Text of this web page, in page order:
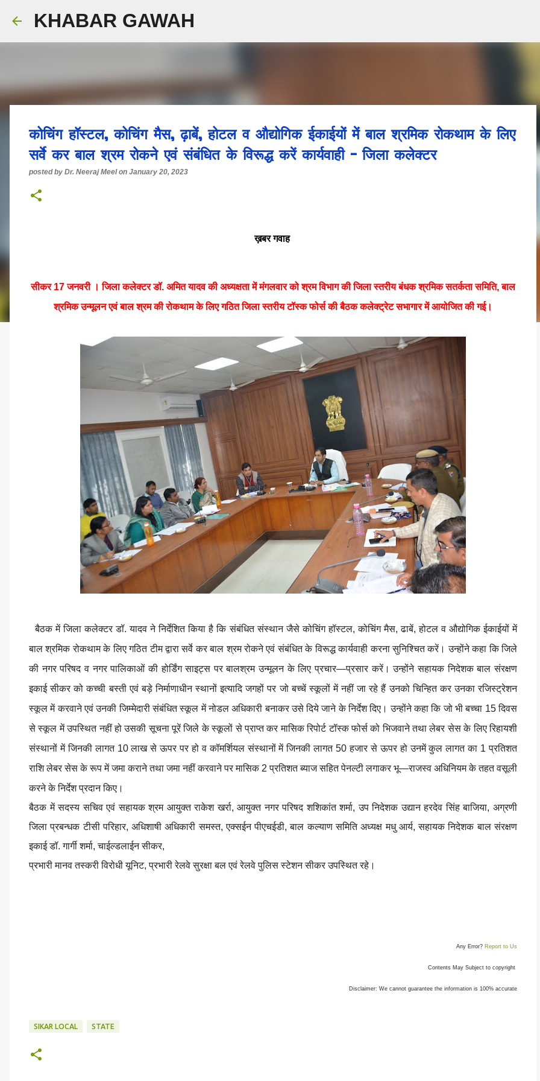
KHABAR GAWAH
कोचिंग हॉस्टल, कोचिंग मैस, ढ़ाबें, होटल व औद्योगिक ईकाईयों में बाल श्रमिक रोकथाम के लिए
सर्वे कर बाल श्रम रोकने एवं संबंधित के विरूद्ध करें कार्यवाही - जिला कलेक्टर
posted by Dr. Neeraj Meel on January 20, 2023
ख़बर गवाह
सीकर 17 जनवरी । जिला कलेक्टर डॉ. अमित यादव की अध्यक्षता में मंगलवार को श्रम विभाग की जिला स्तरीय बंधक श्रमिक सतर्कता समिति, बाल
श्रमिक उन्मूलन एवं बाल श्रम की रोकथाम के लिए गठित जिला स्तरीय टॉस्क फोर्स की बैठक कलेक्ट्रेट सभागार में आयोजित की गई।
बैठक में जिला कलेक्टर डॉ. यादव ने निर्देशित किया है कि संबंधित संस्थान जैसे कोचिंग हॉस्टल, कोचिंग मैस, ढाबें, होटल व औद्योगिक ईकाईयों में
बाल श्रमिक रोकथाम के लिए गठित टीम द्वारा सर्वे कर बाल श्रम रोकने एवं संबंधित के विरूद्ध कार्यवाही करना सुनिश्चित करें। उन्होंने कहा कि जिले
की नगर परिषद व नगर पालिकाओं की होर्डिंग साइट्स पर बालश्रम उन्मूलन के लिए प्रचार—प्रसार करें। उन्होंने सहायक निदेशक बाल संरक्षण
इकाई सीकर को कच्ची बस्ती एवं बड़े निर्माणाधीन स्थानों इत्यादि जगहों पर जो बच्चें स्कूलों में नहीं जा रहे हैं उनको चिन्हित कर उनका रजिस्ट्रेशन
स्कूल में करवाने एवं उनकी जिम्मेदारी संबंधित स्कूल में नोडल अधिकारी बनाकर उसे दिये जाने के निर्देश दिए। उन्होंने कहा कि जो भी बच्चा 15 दिवस
से स्कूल में उपस्थित नहीं हो उसकी सूचना पूरें जिले के स्कूलों से प्राप्त कर मासिक रिपोर्ट टॉस्क फोर्स को भिजवाने तथा लेबर सेस के लिए रिहायशी
संस्थानों में जिनकी लागत 10 लाख से ऊपर पर हो व कॉमर्शियल संस्थानों में जिनकी लागत 50 हजार से ऊपर हो उनमें कुल लागत का 1 प्रतिशत
राशि लेबर सेस के रूप में जमा कराने तथा जमा नहीं करवाने पर मासिक 2 प्रतिशत ब्याज सहित पेनल्टी लगाकर भू—राजस्व अधिनियम के तहत वसूली
करने के निर्देश प्रदान किए।
बैठक में सदस्य सचिव एवं सहायक श्रम आयुक्त राकेश खर्रा, आयुक्त नगर परिषद शशिकांत शर्मा, उप निदेशक उद्यान हरदेव सिंह बाजिया, अग्रणी
जिला प्रबन्धक टीसी परिहार, अधिशाषी अधिकारी समस्त, एक्सईन पीएचईडी, बाल कल्याण समिति अध्यक्ष मधु आर्य, सहायक निदेशक बाल संरक्षण
इकाई डॉ. गार्गी शर्मा, चाईल्डलाईन सीकर,
प्रभारी मानव तस्करी विरोधी यूनिट, प्रभारी रेलवे सुरक्षा बल एवं रेलवे पुलिस स्टेशन सीकर उपस्थित रहे।
Any Error? Report to Us
Contents May Subject to copyright
Disclaimer: We cannot guarantee the information is 100% accurate
SIKAR LOCAL STATE